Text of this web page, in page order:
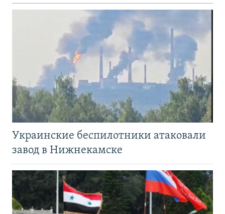
Украинские беспилотники атаковали
завод в Нижнекамске